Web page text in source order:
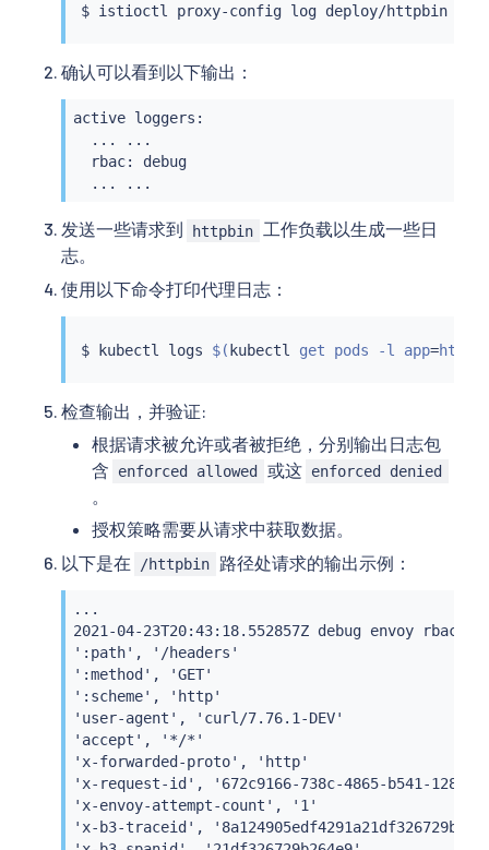
   }
}
$ istioctl proxy-config log deploy/httpbin --
确认可以看到以下输出：
active loggers:
  ... ...
  rbac: debug
  ... ...
发送一些请求到 httpbin
工作负载以生成一些日
志。
使用以下命令打印代理日志：
$ kubectl logs $( kubectl get pods -l app=
检查输出，并验证:
根据请求被允许或者被拒绝，分别输出日志包
含
enforced allowed 或这 enforced denied
。
授权策略需要从请求中获取数据。
以下是在
/httpbin 路径处请求的输出示例：
...
2021-04-23T20:43:18.552857Z debug envoy
':path', '/headers'
':method', 'GET'
':scheme', 'http'
'user-agent', 'curl/7.76.1-DEV'
'accept', '*/*'
'x-forwarded-proto', 'http'
'x-request-id', '672c9166-738c-4865-b541-
'x-envoy-attempt-count', '1'
'x-b3-traceid',